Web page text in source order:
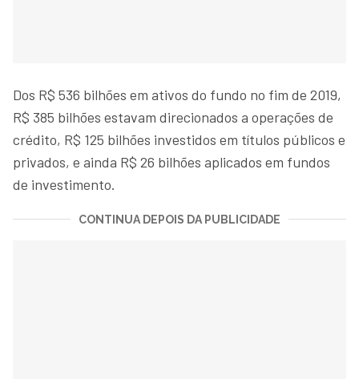
Dos R$ 536 bilhões em ativos do fundo no fim de 2019,
R$ 385 bilhões estavam direcionados a operações de
crédito, R$ 125 bilhões investidos em títulos públicos e
privados, e ainda R$ 26 bilhões aplicados em fundos
de investimento.
CONTINUA DEPOIS DA PUBLICIDADE